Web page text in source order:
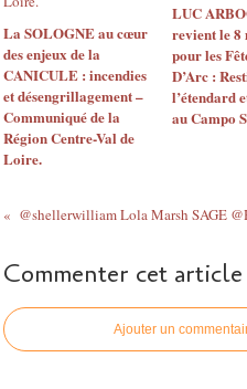
La SOLOGNE au cœur
des enjeux de la
CANICULE : incendies
et désengrillagement –
Communiqué de la
Région Centre-Val de
Loire.
LUC
revient le 8
pour les
D’Arc :
l’étendard
au Campo
Commenter cet article
Ajouter un